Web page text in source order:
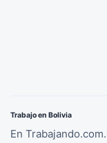
Trabajo en Bolivia
En